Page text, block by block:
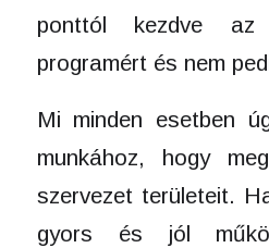
ponttól kezdve
programért és nem
Mi minden esetben
munkához, hogy
szervezet területeit.
gyors és jól